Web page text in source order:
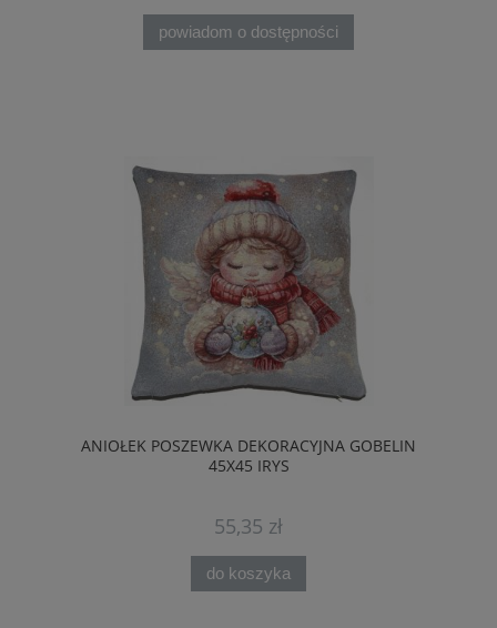
powiadom o dostępności
ANIOŁEK POSZEWKA DEKORACYJNA GOBELIN
45X45 IRYS
55,35 zł
do koszyka